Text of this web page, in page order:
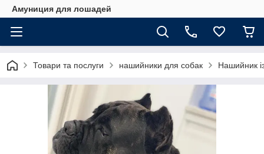
Амуниция для лошадей
Товари та послуги нашийники для собак Нашийник